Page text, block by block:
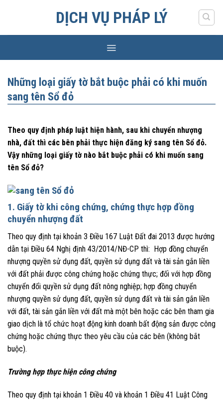
DỊCH VỤ PHÁP LÝ
Những loại giấy tờ bắt buộc phải có khi muốn
sang tên Sổ đỏ
Theo quy định pháp luật hiện hành, sau khi chuyển nhượng
nhà, đất thì các bên phải thực hiện đăng ký sang tên Sổ đỏ.
Vậy những loại giấy tờ nào bắt buộc phải có khi muốn sang
tên Sổ đỏ?
1. Giấy tờ khi công chứng, chứng thực hợp đồng
chuyển nhượng đất
Theo quy định tại khoản 3 Điều 167 Luật Đất đai 2013 được hướng
dẫn tại Điều 64 Nghị định 43/2014/NĐ-CP thì: Hợp đồng chuyển
nhượng quyền sử dụng đất, quyền sử dụng đất và tài sản gắn liền
với đất phải được công chứng hoặc chứng thực; đối với hợp đồng
chuyển đổi quyền sử dụng đất nông nghiệp; hợp đồng chuyển
nhượng quyền sử dụng đất, quyền sử dụng đất và tài sản gắn liền
với đất, tài sản gắn liền với đất mà một bên hoặc các bên tham gia
giao dịch là tổ chức hoạt động kinh doanh bất động sản được công
chứng hoặc chứng thực theo yêu cầu của các bên (không bắt
buộc).
Trường hợp thực hiện công chứng
Theo quy định tại khoản 1 Điều 40 và khoản 1 Điều 41 Luật Công